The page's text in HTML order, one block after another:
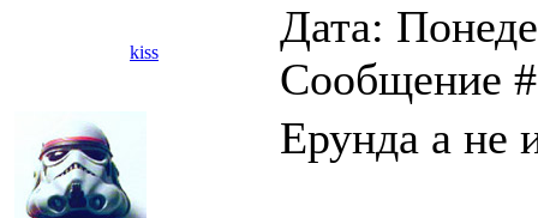
kiss
Дата:
Сообщение
Ерунда а не